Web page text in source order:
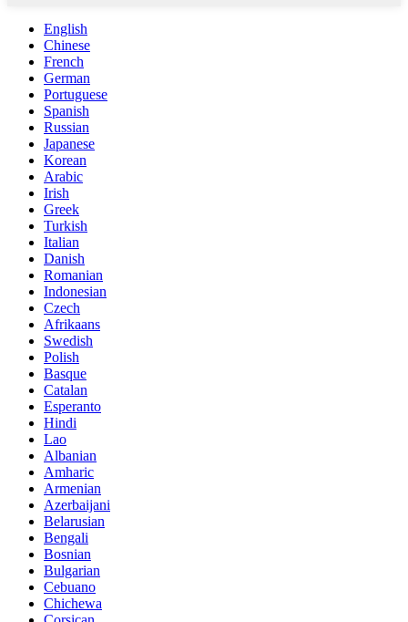
English
Chinese
French
German
Portuguese
Spanish
Russian
Japanese
Korean
Arabic
Irish
Greek
Turkish
Italian
Danish
Romanian
Indonesian
Czech
Afrikaans
Swedish
Polish
Basque
Catalan
Esperanto
Hindi
Lao
Albanian
Amharic
Armenian
Azerbaijani
Belarusian
Bengali
Bosnian
Bulgarian
Cebuano
Chichewa